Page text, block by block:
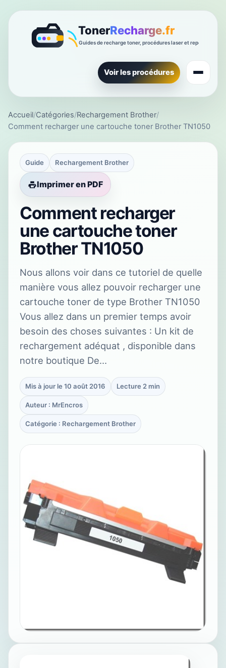
Voir les procédures
Accueil/Catégories/Rechargement Brother/
Comment recharger une cartouche toner Brother TN1050
Guide Rechargement Brother
Imprimer en PDF
Comment recharger
une cartouche toner
Brother TN1050
Nous allons voir dans ce tutoriel de quelle
manière vous allez pouvoir recharger une
cartouche toner de type Brother TN1050
Vous allez dans un premier temps avoir
besoin des choses suivantes : Un kit de
rechargement adéquat , disponible dans
notre boutique De…
Mis à jour le 10 août 2016 Lecture 2 min
Auteur : MrEncros
Catégorie : Rechargement Brother